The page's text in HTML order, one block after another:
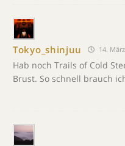
Tokyo_shinjuu 14.
Hab noch Trails of Cold
Brust. So schnell brauch